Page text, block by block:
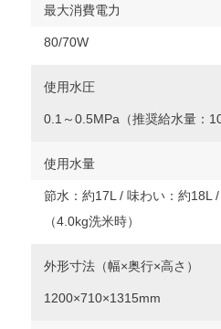
最大消費電力
80/70W
使用水圧
0.1～0.5MPa（推奨給水量：
使用水量
節水：約17L / 味わい：約18L /
（4.0kg洗米時）
外形寸法（幅×奥行×高さ）
1200×710×1315mm